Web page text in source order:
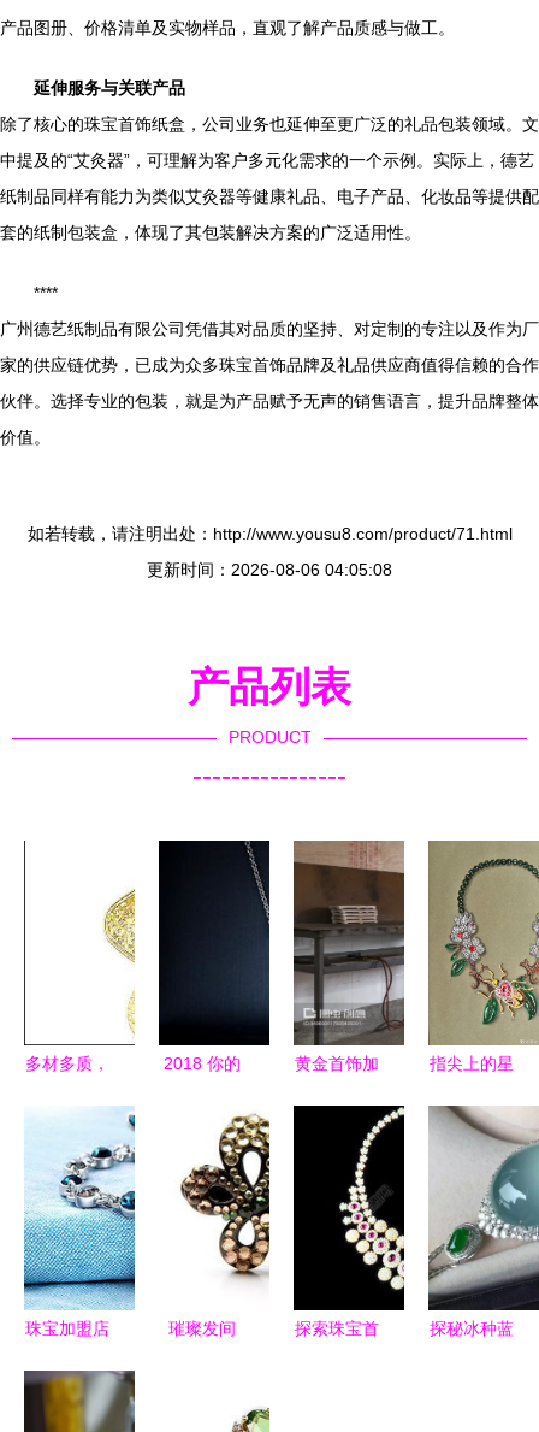
产品图册、价格清单及实物样品，直观了解产品质感与做工。
延伸服务与关联产品
除了核心的珠宝首饰纸盒，公司业务也延伸至更广泛的礼品包装领域。文
中提及的“艾灸器”，可理解为客户多元化需求的一个示例。实际上，德艺
纸制品同样有能力为类似艾灸器等健康礼品、电子产品、化妆品等提供配
套的纸制包装盒，体现了其包装解决方案的广泛适用性。
****
广州德艺纸制品有限公司凭借其对品质的坚持、对定制的专注以及作为厂
家的供应链优势，已成为众多珠宝首饰品牌及礼品供应商值得信赖的合作
伙伴。选择专业的包装，就是为产品赋予无声的销售语言，提升品牌整体
价值。
如若转载，请注明出处：http://www.yousu8.com/product/71.html
更新时间：2026-08-06 04:05:08
产品列表
PRODUCT
----------------
多材多质，
多元魅力
2018 你的
该这么买
—— 内附
独家收藏指
黄金首饰加
到璀璨的艺
术之旅
指尖上的星
际珠宝设计
大赛获奖作
品背后的创
意密码
珠宝加盟店
谈与艾灸器
璀璨发间
探索珠宝首
探秘冰种蓝